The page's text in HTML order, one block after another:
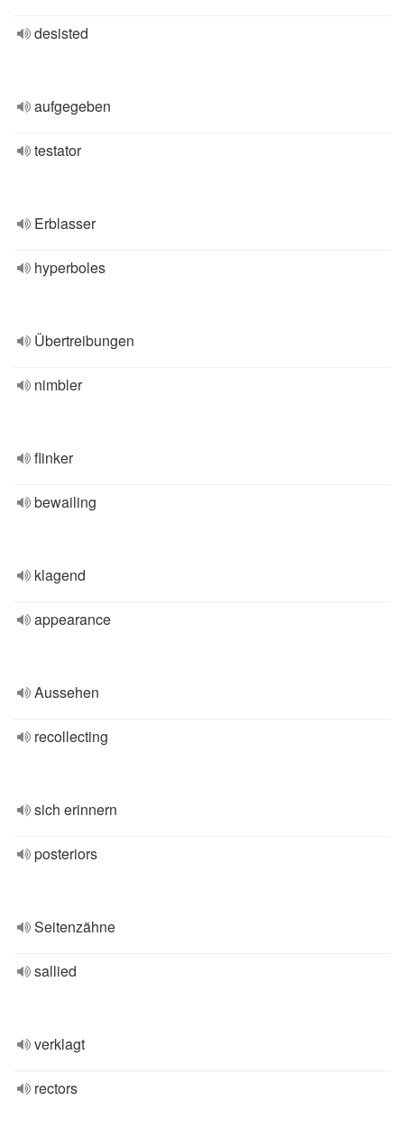
desisted
aufgegeben
testator
Erblasser
hyperboles
Übertreibungen
nimbler
flinker
bewailing
klagend
appearance
Aussehen
recollecting
sich erinnern
posteriors
Seitenzähne
sallied
verklagt
rectors